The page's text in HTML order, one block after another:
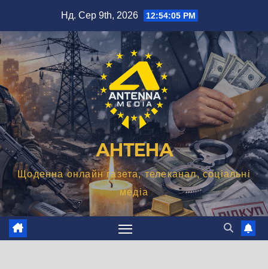
вмісту
Нд. Сер 9th, 2026 12:54:07 PM
АНТЕНА
Щоденна онлайн газета, телеканал, соціальні
медіа